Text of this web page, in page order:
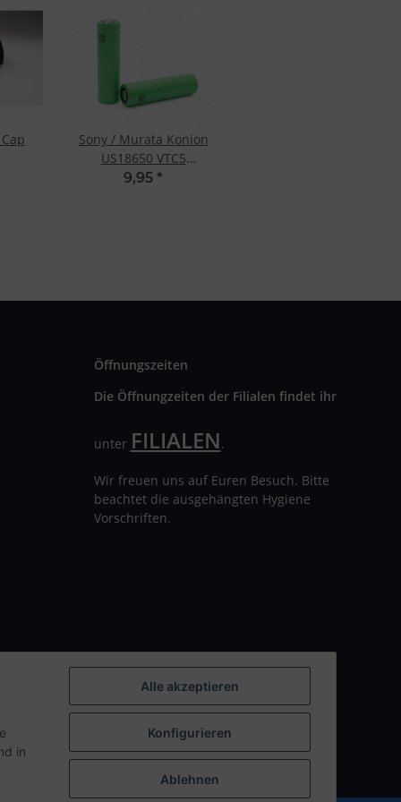
Sony / Murata Konion
US18650 VTC5
2600mAh 30A
9,95 *
Öffnungszeiten
Die Öffnungzeiten der Filialen findet ihr
unter FILIALEN.
Wir freuen uns auf Euren Besuch. Bitte
beachtet die ausgehängten Hygiene
Vorschriften.
in
Alle akzeptieren
Konfigurieren
Ablehnen